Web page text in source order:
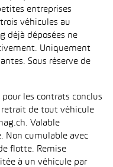
entreprises
véhicules au
déjà déposées ne
Uniquement
Sous réserve de
les contrats conclus
retrait de tout véhicule
Valable
Non cumulable avec
flotte. Remise
à un véhicule par